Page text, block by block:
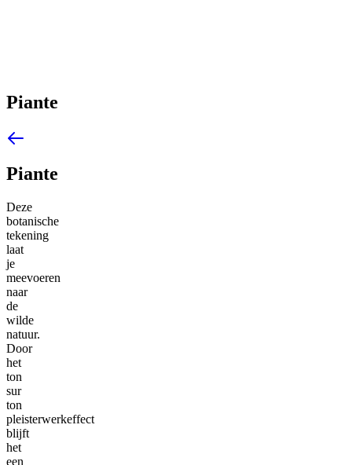
Piante
Piante
Deze
botanische
tekening
laat
je
meevoeren
naar
de
wilde
natuur.
Door
het
ton
sur
ton
pleisterwerkeffect
blijft
het
een